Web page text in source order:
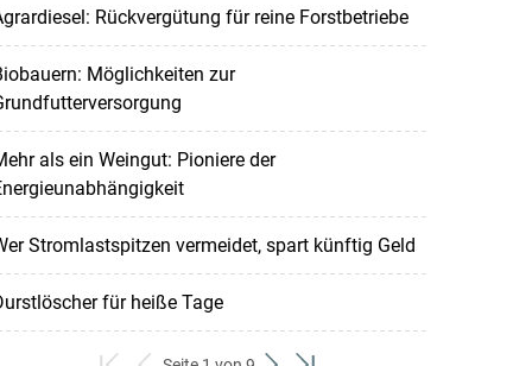
Rückvergütung für reine Forstbetriebe
Möglichkeiten zur
als ein Weingut: Pioniere der
Stromlastspitzen vermeidet, spart künftig Geld
für heiße Tage